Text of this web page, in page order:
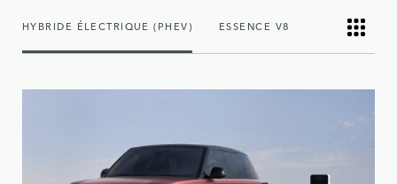
HYBRIDE ÉLECTRIQUE (PHEV) ESSENCE V8